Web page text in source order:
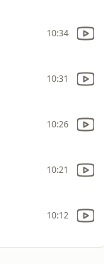
10:34
10:31
10:26
10:21
10:12